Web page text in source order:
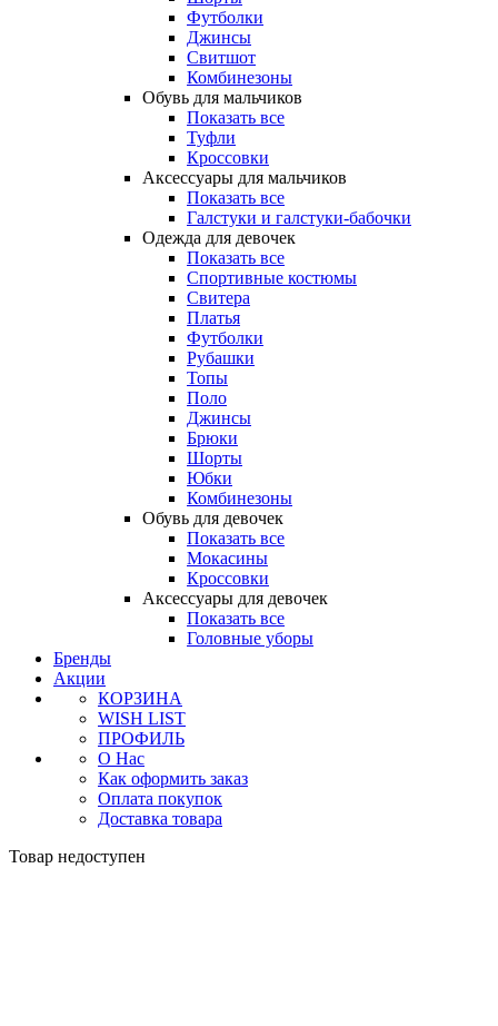
Футболки
Джинсы
Свитшот
Комбинезоны
Обувь для мальчиков
Показать все
Туфли
Кроссовки
Аксессуары для мальчиков
Показать все
Галстуки и галстуки-бабочки
Одежда для девочек
Показать все
Спортивные костюмы
Свитера
Платья
Футболки
Рубашки
Топы
Поло
Джинсы
Брюки
Шорты
Юбки
Комбинезоны
Обувь для девочек
Показать все
Мокасины
Кроссовки
Аксессуары для девочек
Показать все
Головные уборы
Бренды
Акции
КОРЗИНА
WISH LIST
ПРОФИЛЬ
О Нас
Как оформить заказ
Оплата покупок
Доставка товара
Товар недоступен